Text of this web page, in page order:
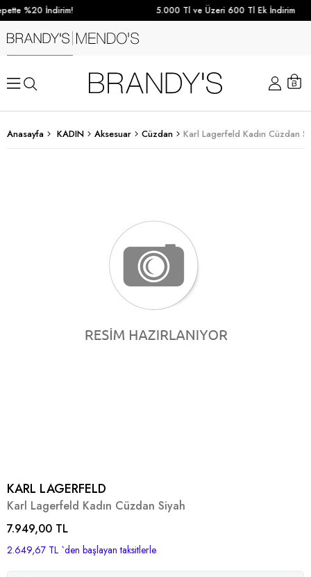
%20 İndirim! 5.000 Tl ve Üzeri 600 Tl Ek İndirim
Anasayfa KADIN Aksesuar Cüzdan Karl Lagerfeld Kadın Cüzdan
KARL LAGERFELD
Karl Lagerfeld Kadın Cüzdan Siyah
7.949,00 TL
2.649,67 TL `den başlayan taksitlerle